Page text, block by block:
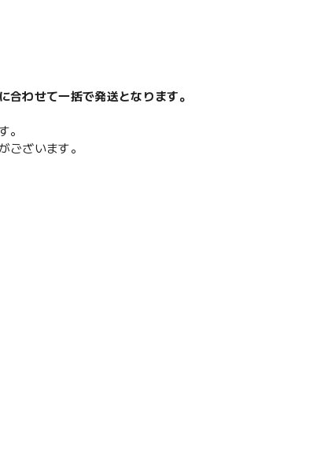
合わせて一括で発送となります。
。
ございます。